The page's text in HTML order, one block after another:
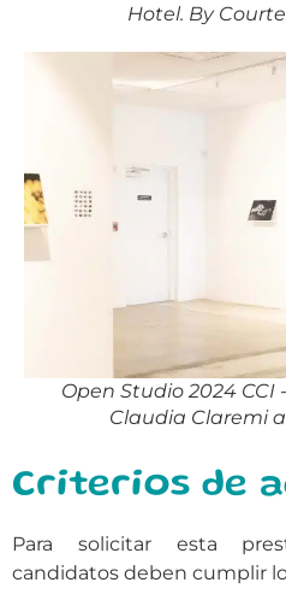
Hotel. By
Open Studio 2024 CCI
Claudia Claremi
Criterios de
Para solicitar esta
candidatos deben cumplir